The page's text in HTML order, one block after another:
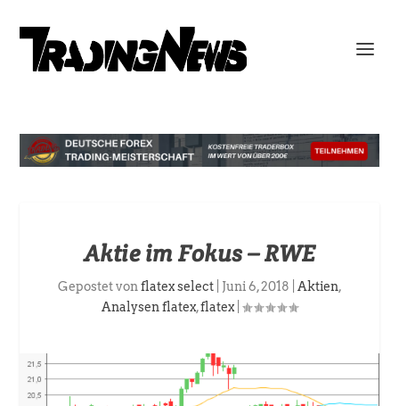
Aktie im Fokus – RWE
Gepostet vonflatex select| Juni 6, 2018 Aktien,
Analysen flatex,flatex